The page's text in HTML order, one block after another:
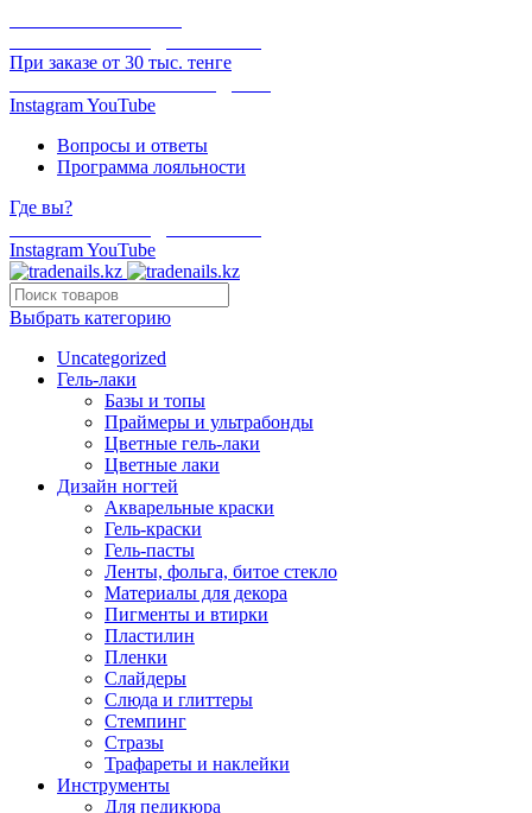
При заказе от 30 тыс. тенге
InstagramYouTube
Вопросы и ответы
Программа лояльности
Где вы?
InstagramYouTube
Выбрать категорию
Uncategorized
Гель-лаки
Базы и топы
Праймеры и ультрабонды
Цветные гель-лаки
Цветные лаки
Дизайн ногтей
Акварельные краски
Гель-краски
Гель-пасты
Ленты, фольга, битое стекло
Материалы для декора
Пигменты и втирки
Пластилин
Пленки
Слайдеры
Слюда и глиттеры
Стемпинг
Стразы
Трафареты и наклейки
Инструменты
Для педикюра